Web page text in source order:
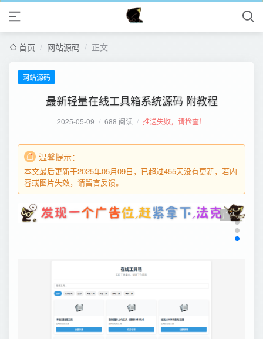
首页 / 网站源码 / 正文
网站源码
最新轻量在线工具箱系统源码 附教程
2025-05-09 / 688 阅读 / 推送失败，请检查！
温馨提示：
本文最后更新于2025年05月09日，已超过455天没有更新，若内
容或图片失效，请留言反馈。
广告